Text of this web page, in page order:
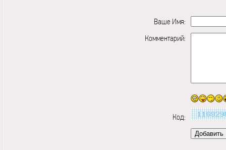
Ваше Имя:
Комментарий:
Код: